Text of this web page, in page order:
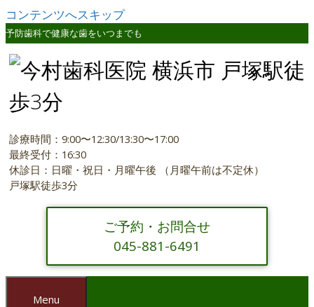
コンテンツへスキップ
予防歯科で健康な歯をいつまでも
診療時間：9:00〜12:30/13:30〜17:00
最終受付：16:30
休診日：日曜・祝日・月曜午後 （月曜午前は不定休）
戸塚駅徒歩3分
ご予約・お問合せ
045-881-6491
Menu